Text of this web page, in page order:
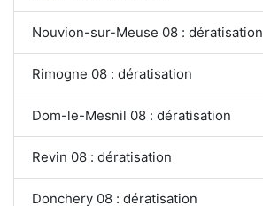
Nouvion-sur-Meuse 08 : dératisation
Rimogne 08 : dératisation
Dom-le-Mesnil 08 : dératisation
Revin 08 : dératisation
Donchery 08 : dératisation